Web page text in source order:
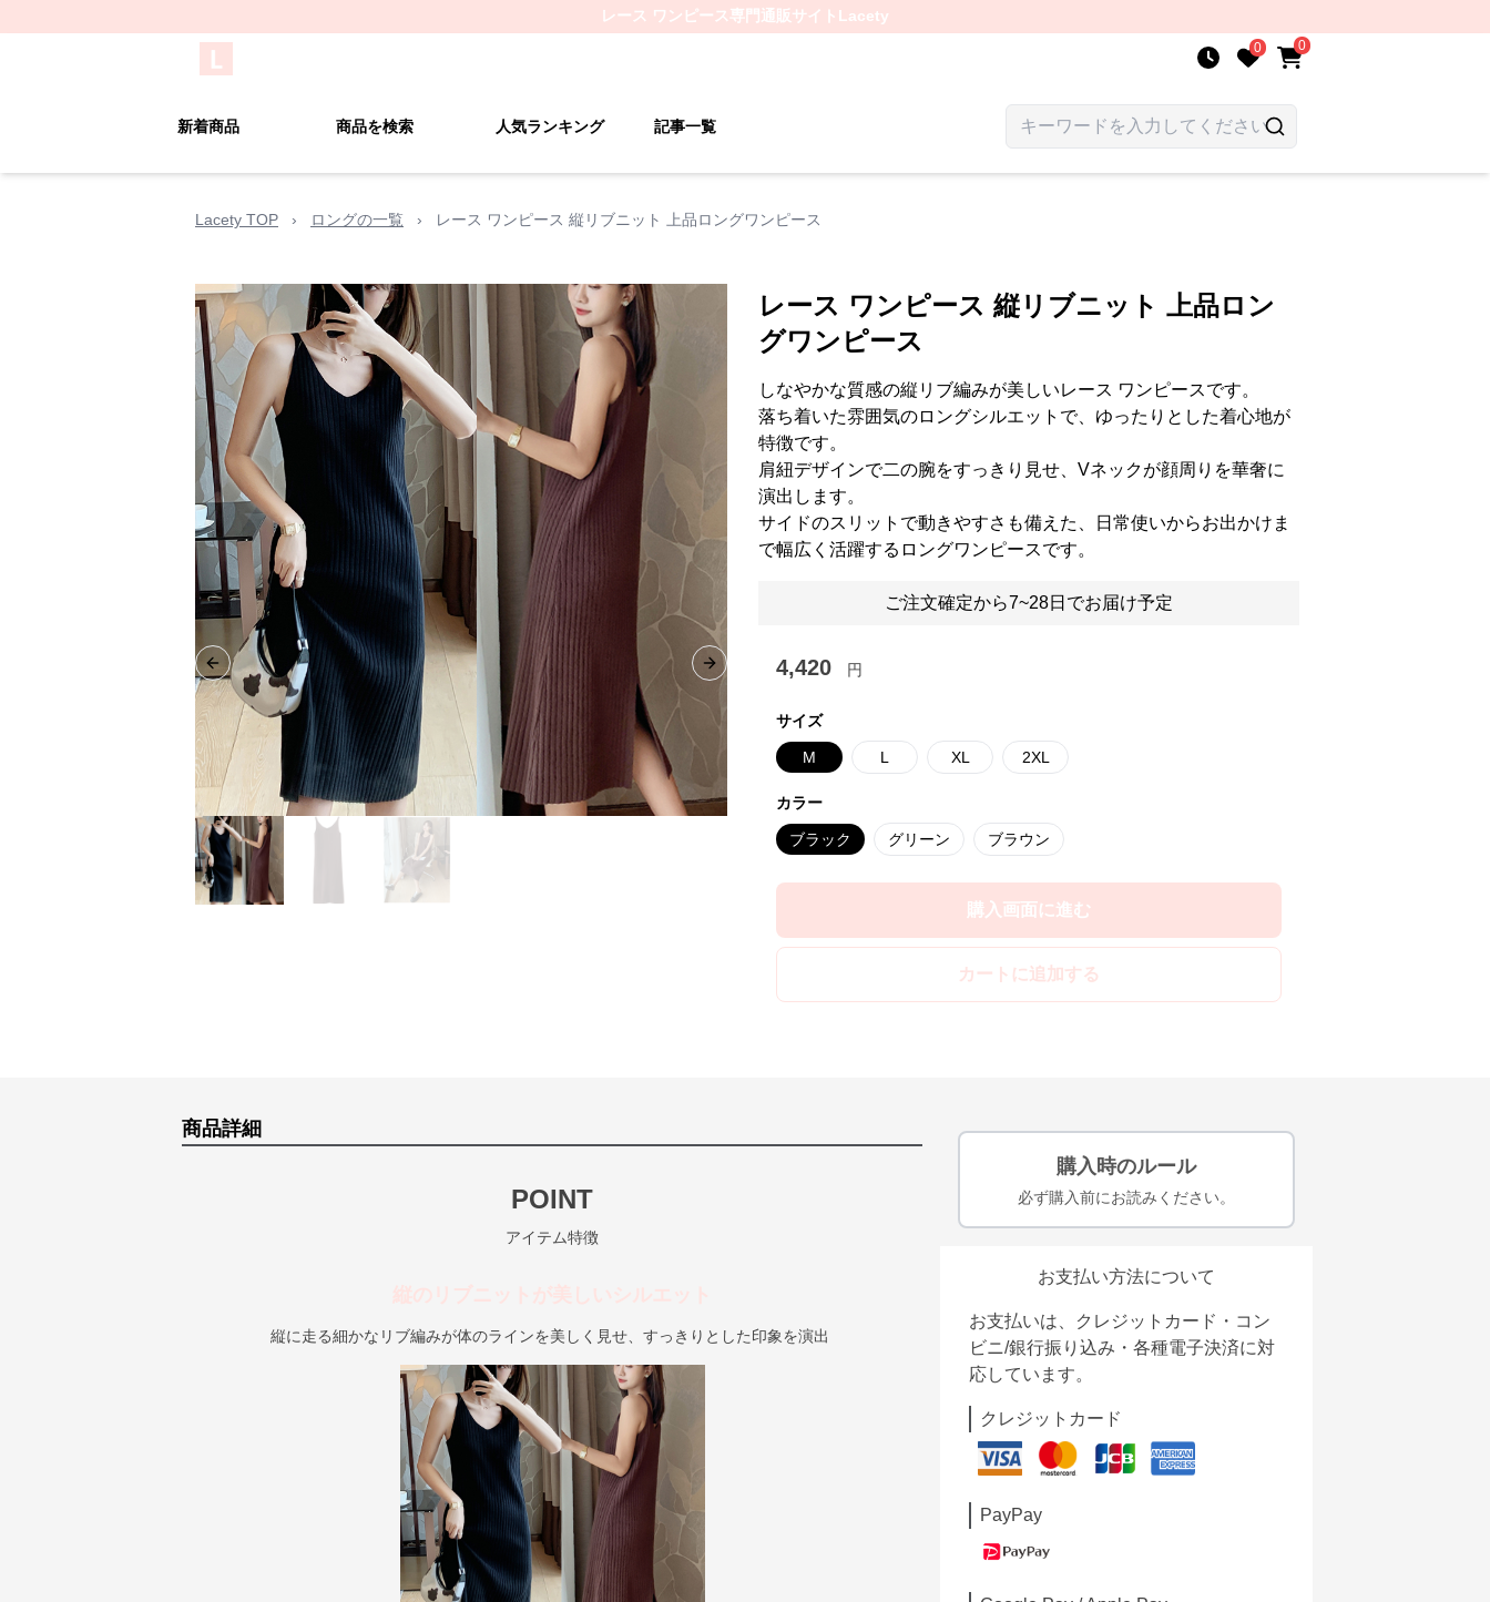
レース ワンピース専門通販サイト Lacety
0 0
新着商品 商品を検索 人気ランキング 記事一覧
Lacety TOP › ロングの一覧 › レース ワンピース 縦リブニット 上品ロングワンピース
Previous slide Next slide
レース ワンピース 縦リブニット 上品ロン
グワンピース
しなやかな質感の縦リブ編みが美しいレース ワンピースです。
落ち着いた雰囲気のロングシルエットで、ゆったりとした着心地が
特徴です。
肩紐デザインで二の腕をすっきり見せ、Vネックが顔周りを華奢に
演出します。
サイドのスリットで動きやすさも備えた、日常使いからお出かけま
で幅広く活躍するロングワンピースです。
ご注文確定から7~28日でお届け予定
4,420 円
サイズ
M L XL 2XL
カラー
ブラック グリーン ブラウン
購入画面に進む
カートに追加する
商品詳細
POINT
アイテム特徴
縦に走る細かなリブ編みが体のラインを美しく見せ、すっきりとした印象を演出
購入時のルール
必ず購入前にお読みください。
お支払い方法について
お支払いは、クレジットカード・コン
ビニ/銀行振り込み・各種電子決済に対
応しています。
クレジットカード
PayPay